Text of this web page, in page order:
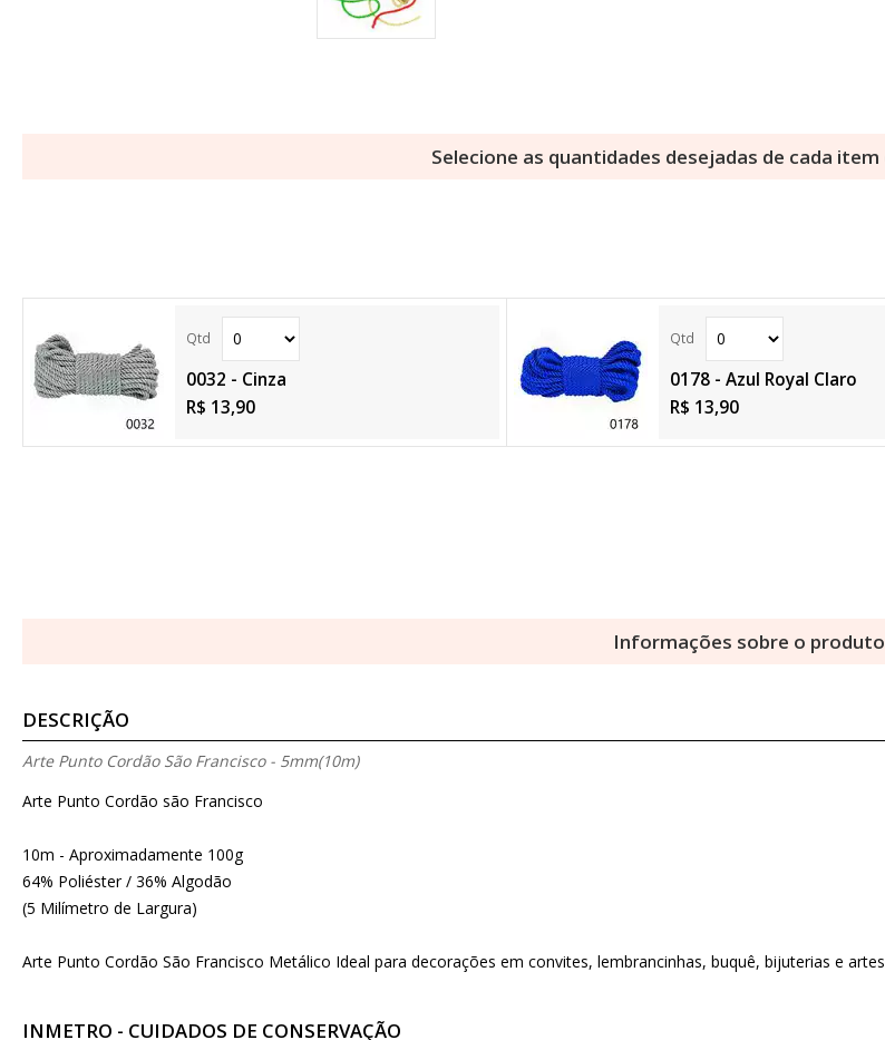
Selecione as quantidades desejadas de cada
0032 - Cinza
R$ 13,90
0178 - Azul Royal Claro
R$ 13,90
Informações sobre o produto
DESCRIÇÃO
Arte Punto Cordão São Francisco - 5mm(10m)
Arte Punto Cordão são Francisco
10m - Aproximadamente 100g
64% Poliéster / 36% Algodão
(5 Milímetro de Largura)
Arte Punto Cordão São Francisco Metálico Ideal para decorações em convites, lembrancinhas, buquê, bijuterias e
INMETRO - CUIDADOS DE CONSERVAÇÃO